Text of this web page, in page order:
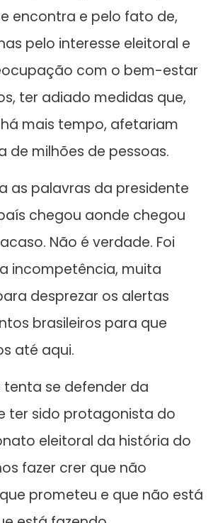
encontra e pelo fato de,
pelo interesse eleitoral e
com o bem-estar
ter adiado medidas que,
mais tempo, afetariam
de milhões de pessoas.
as palavras da presidente
chegou aonde chegou
Não é verdade. Foi
incompetência, muita
desprezar os alertas
brasileiros para que
até aqui.
tenta se defender da
ter sido protagonista do
eleitoral da história do
fazer crer que não
prometeu e que não está